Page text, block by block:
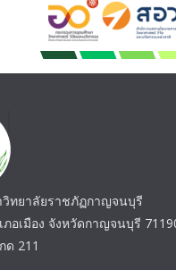
ทยาลัยราชภัฏกาญจนบุรี
อเมือง จังหวัดกาญจนบุรี
ด 211